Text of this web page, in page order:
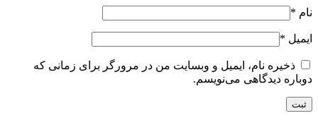
نام *
ایمیل *
ذخیره نام، ایمیل و وبسایت من در مرورگر برای زمانی که
دوباره دیدگاهی می‌نویسم.